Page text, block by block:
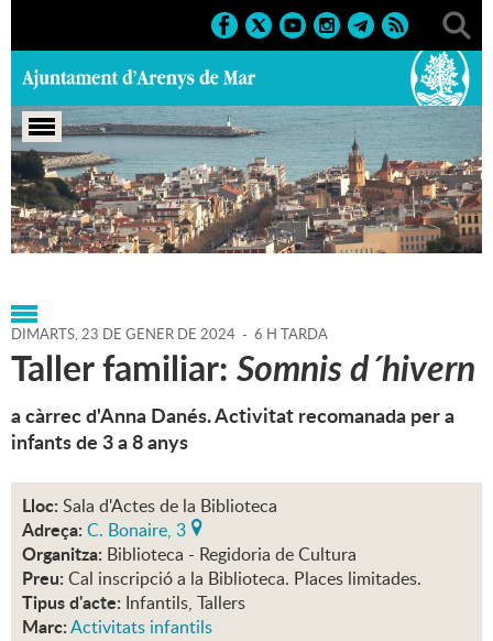
Portada > Regidories > Cultura > Biblioteca P. Fidel
Fita > Agenda > 23-01-2024
DIMARTS,23 DE GENER DE 2024 - 6 H TARDA
Taller familiar: Somnis d´hivern
a càrrec d'Anna Danés. Activitat recomanada per a
infants de 3 a 8 anys
Lloc: Sala d'Actes de la Biblioteca
Adreça: C. Bonaire, 3
Organitza: Biblioteca - Regidoria de Cultura
Preu: Cal inscripció a la Biblioteca. Places limitades.
Tipus d'acte: Infantils, Tallers
Marc:Activitats infantils